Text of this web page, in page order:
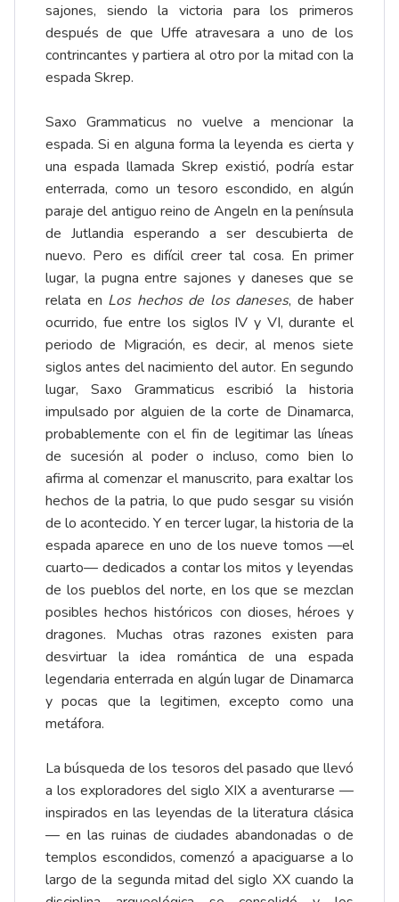
sajones, siendo la victoria para los primeros
después de que Uffe atravesara a uno de los
contrincantes y partiera al otro por la mitad con la
espada Skrep.
Saxo Grammaticus no vuelve a mencionar la
espada. Si en alguna forma la leyenda es cierta y
una espada llamada Skrep existió, podría estar
enterrada, como un tesoro escondido, en algún
paraje del antiguo reino de Angeln en la península
de Jutlandia esperando a ser descubierta de
nuevo. Pero es difícil creer tal cosa. En primer
lugar, la pugna entre sajones y daneses que se
relata en Los hechos de los daneses, de haber
ocurrido, fue entre los siglos IV y VI, durante el
periodo de Migración, es decir, al menos siete
siglos antes del nacimiento del autor. En segundo
lugar, Saxo Grammaticus escribió la historia
impulsado por alguien de la corte de Dinamarca,
probablemente con el fin de legitimar las líneas
de sucesión al poder o incluso, como bien lo
afirma al comenzar el manuscrito, para exaltar los
hechos de la patria, lo que pudo sesgar su visión
de lo acontecido. Y en tercer lugar, la historia de la
espada aparece en uno de los nueve tomos —el
cuarto— dedicados a contar los mitos y leyendas
de los pueblos del norte, en los que se mezclan
posibles hechos históricos con dioses, héroes y
dragones. Muchas otras razones existen para
desvirtuar la idea romántica de una espada
legendaria enterrada en algún lugar de Dinamarca
y pocas que la legitimen, excepto como una
metáfora.
La búsqueda de los tesoros del pasado que llevó
a los exploradores del siglo XIX a aventurarse —
inspirados en las leyendas de la literatura clásica
— en las ruinas de ciudades abandonadas o de
templos escondidos, comenzó a apaciguarse a lo
largo de la segunda mitad del siglo XX cuando la